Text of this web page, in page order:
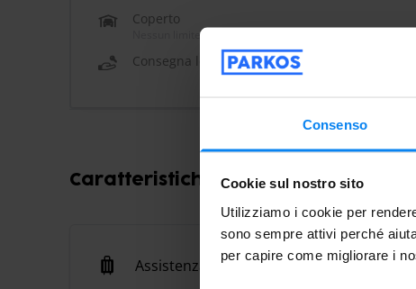
Consenso
Cookie sul nostro sito
Utilizziamo i cookie per
sono sempre attivi perché
per capire come migliorare i
Coperto
Nessun limite di altezza
Consegna le chiavi al parcheggio
Caratteristiche e servizi del
Assistenza bagagli